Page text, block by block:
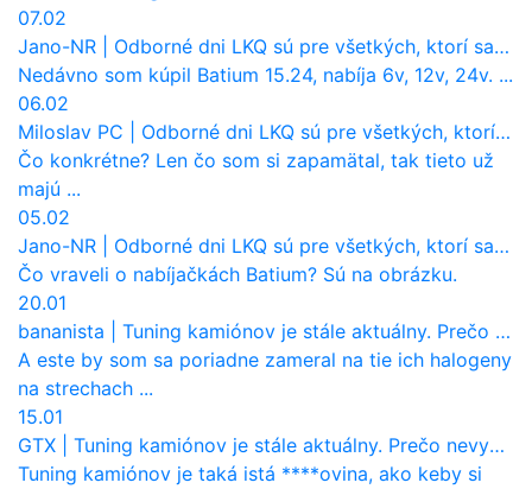
07.02
Jano-NR
Odborné dni LKQ sú pre všetkých, ktorí sa chcú dozvedieť niečo viac
Nedávno som kúpil Batium 15.24, nabíja 6v, 12v, 24v. ...
06.02
Miloslav PC
Odborné dni LKQ sú pre všetkých, ktorí sa chcú dozvedieť niečo viac
Čo konkrétne? Len čo som si zapamätal, tak tieto už
majú ...
05.02
Jano-NR
Odborné dni LKQ sú pre všetkých, ktorí sa chcú dozvedieť niečo viac
Čo vraveli o nabíjačkách Batium? Sú na obrázku.
20.01
bananista
Tuning kamiónov je stále aktuálny. Prečo nevyhynul ako pri osobákoch?
A este by som sa poriadne zameral na tie ich halogeny
na strechach ...
15.01
GTX
Tuning kamiónov je stále aktuálny. Prečo nevyhynul ako pri osobákoch?
Tuning kamiónov je taká istá ****ovina, ako keby si